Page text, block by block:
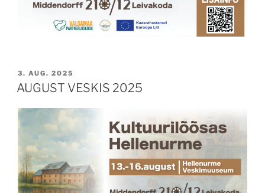
POSTED
ON
3. AUG. 2025
AUGUST VESKIS 2025